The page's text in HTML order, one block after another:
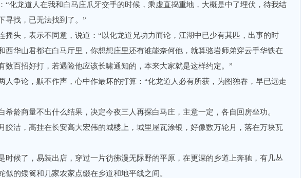
龙道人在我和白马庄爪牙交手的时候，乘虚直捣重地，大概是中了埋伏，待我结
寻找，已无法找到了。”
头，表示不同意，说道：“以化龙道兄功力而论，江湖中已少有其匹，出事的时
西华山君都在白马厅里，你想想庄里还有谁能奈何他，就算骆岩师弟穿云手华铁在
数百招好打，若遇险他应该长啸通知的，本来大家就是这样约定。”
争论，默不作声，心中作最坏的打算：“化龙道人必有所获，为图独吞，早已远走
龄商量不出什么结果，决定今夜三人再探白马庄，主意一定，各自回房坐功。
洁，高挂在长安高大宏伟的城楼上，城里屋瓦涂银，好像数万轮月，落在万块瓦
候了，易装出店，穿过一片彷彿漫无际野的平原，在更深的乡道上奔驰，有几丛
似的矮篱和几家农家点缀在乡道和地平线之间。